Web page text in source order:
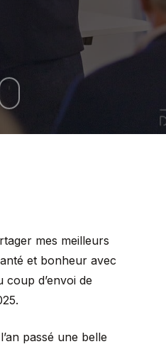
mes meilleurs
et bonheur avec
coup d’envoi de
passé une belle